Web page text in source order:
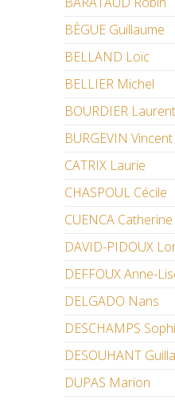
BÈGUE Guillaume
BELLAND Loïc
BELLIER Michel
BOURDIER Laurent
BURGEVIN Vincent
CATRIX Laurie
CHASPOUL Cécile
CUENCA Catherine
DAVID-PIDOUX
DEFFOUX Anne-
DELGADO Nans
DESCHAMPS
DESOUHANT
DUPAS Marion